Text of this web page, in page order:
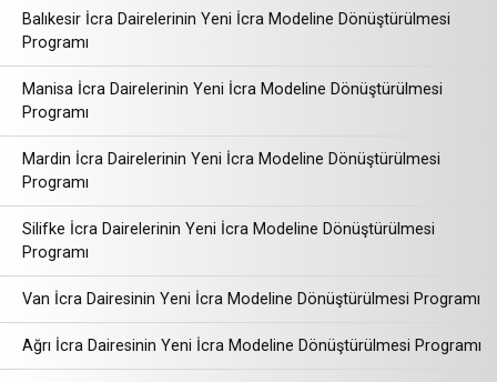
Balıkesir İcra Dairelerinin Yeni İcra Modeline Dönüştürülmesi
Programı
Manisa İcra Dairelerinin Yeni İcra Modeline Dönüştürülmesi
Programı
Mardin İcra Dairelerinin Yeni İcra Modeline Dönüştürülmesi
Programı
Silifke İcra Dairelerinin Yeni İcra Modeline Dönüştürülmesi
Programı
Van İcra Dairesinin Yeni İcra Modeline Dönüştürülmesi Programı
Ağrı İcra Dairesinin Yeni İcra Modeline Dönüştürülmesi Programı